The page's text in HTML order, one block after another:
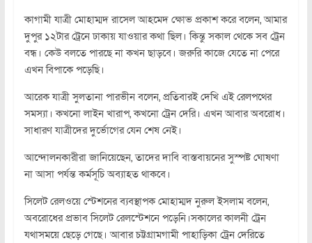
কাগামী যাত্রী মোহাম্মদ রাসেল আহমেদ ক্ষোভ প্রকাশ করে বলেন, আমার
দুপুর ১২টার ট্রেনে ঢাকায় যাওয়ার কথা ছিল। কিন্তু সকাল থেকে সব ট্রেন
বন্ধ। কেউ বলতে পারছে না কখন ছাড়বে। জরুরি কাজে যেতে না পেরে
এখন বিপাকে পড়েছি।
আরেক যাত্রী সুলতানা পারভীন বলেন, প্রতিবারই দেখি এই রেলপথের
সমস্যা। কখনো লাইন খারাপ, কখনো ট্রেন দেরি। এখন আবার অবরোধ।
সাধারণ যাত্রীদের দুর্ভোগের যেন শেষ নেই।
আন্দোলনকারীরা জানিয়েছেন, তাদের দাবি বাস্তবায়নের সুস্পষ্ট ঘোষণা
না আসা পর্যন্ত কর্মসূচি অব্যাহত থাকবে।
সিলেট রেলওয়ে স্টেশনের ব্যবস্থাপক মোহাম্মদ নুরুল ইসলাম বলেন,
অবরোধের প্রভাব সিলেট রেলস্টেশনে পড়েনি।সকালের কালনী ট্রেন
যথাসময়ে ছেড়ে গেছে। আবার চট্টগ্রামগামী পাহাড়িকা ট্রেন দেরিতে